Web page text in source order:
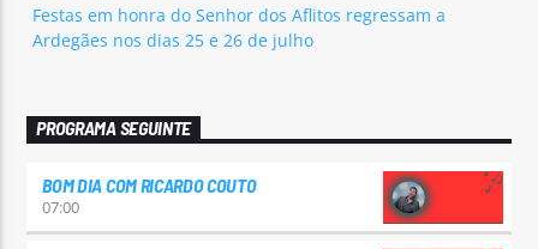
Festas em honra do Senhor dos Aflitos regressam a
Ardegães nos dias 25 e 26 de julho
PROGRAMA SEGUINTE
BOM DIA COM RICARDO COUTO
07:00